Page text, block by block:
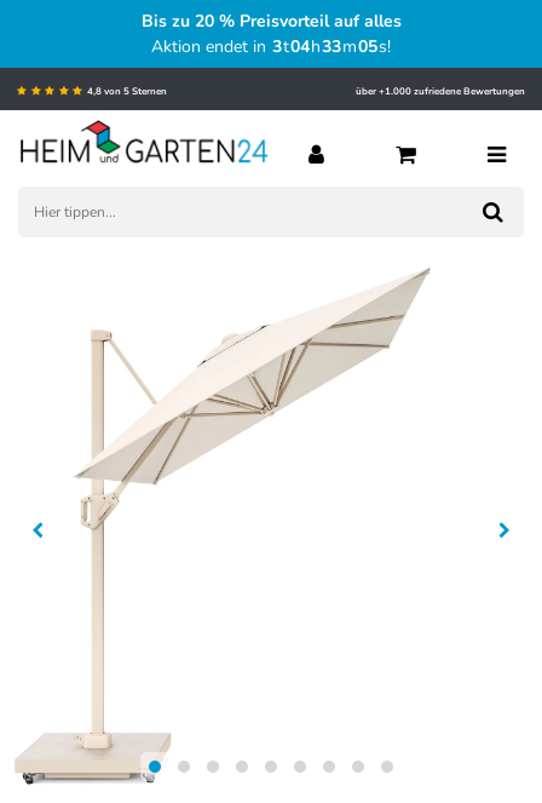
Bis zu 20 % Preisvorteil auf alles
Aktion endet in 3t04h33m04s!
4,8 von 5 Sternen über +1.000 zufriedene Bewertungen